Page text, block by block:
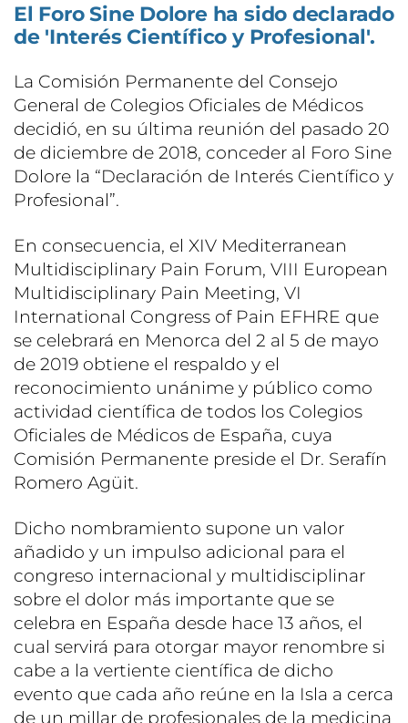
El Foro Sine Dolore ha sido declarado
de 'Interés Científico y Profesional'.
La Comisión Permanente del Consejo
General de Colegios Oficiales de Médicos
decidió, en su última reunión del pasado 20
de diciembre de 2018, conceder al Foro Sine
Dolore la “Declaración de Interés Científico y
Profesional”.
En consecuencia, el XIV Mediterranean
Multidisciplinary Pain Forum, VIII European
Multidisciplinary Pain Meeting, VI
International Congress of Pain EFHRE que
se celebrará en Menorca del 2 al 5 de mayo
de 2019 obtiene el respaldo y el
reconocimiento unánime y público como
actividad científica de todos los Colegios
Oficiales de Médicos de España, cuya
Comisión Permanente preside el Dr. Serafín
Romero Agüit.
Dicho nombramiento supone un valor
añadido y un impulso adicional para el
congreso internacional y multidisciplinar
sobre el dolor más importante que se
celebra en España desde hace 13 años, el
cual servirá para otorgar mayor renombre si
cabe a la vertiente científica de dicho
evento que cada año reúne en la Isla a cerca
de un millar de profesionales de la medicina